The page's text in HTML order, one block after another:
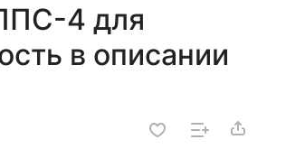
4 для
в описании